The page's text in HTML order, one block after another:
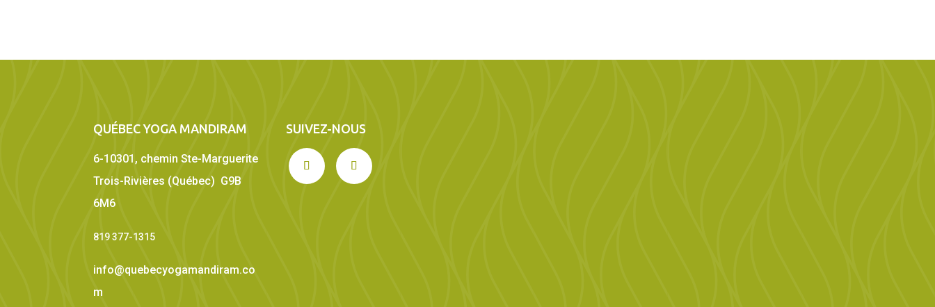
QUÉBEC YOGA MANDIRAM
6-10301, chemin Ste-Marguerite
Trois-Rivières (Québec) G9B
6M6
819 377-1315
info@quebecyogamandiram.co
m
SUIVEZ-NOUS